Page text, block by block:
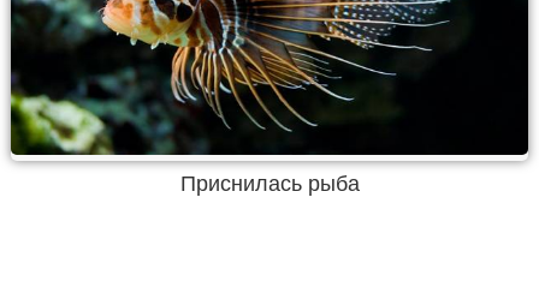
Приснилась рыба